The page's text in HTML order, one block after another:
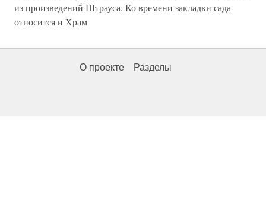
из произведений Штрауса. Ко времени закладки сада
относится и Храм
О проекте Разделы